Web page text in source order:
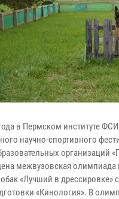
в Пермском институте
научно-спортивного
организаций
межвузовская олимпиада
«Лучший в дрессировке»
«Кинология». В